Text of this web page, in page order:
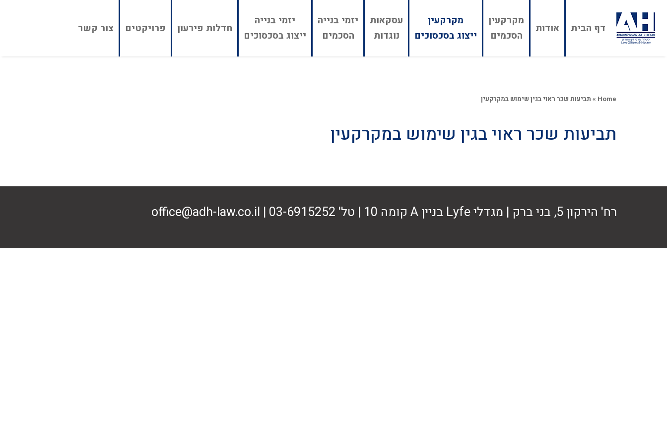
דף הבית אודות
מקרקעין
הסכמים
מקרקעין
ייצוג בסכסוכים
עסקאות
נוגדות
יזמי בנייה
הסכמים
יזמי בנייה
ייצוג בסכסוכים
חדלות פירעון פרויקטים צור קשר
Home
» תביעות שכר ראוי בגין שימוש במקרקעין
תביעות שכר ראוי בגין שימוש במקרקעין
רח' הירקון 5, בני ברק | מגדלי Lyfe בניין A קומה 10 | טל' 03-6915252 | office@adh-law.co.il